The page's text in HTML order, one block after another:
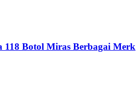
118 Botol Miras Berbagai Merk